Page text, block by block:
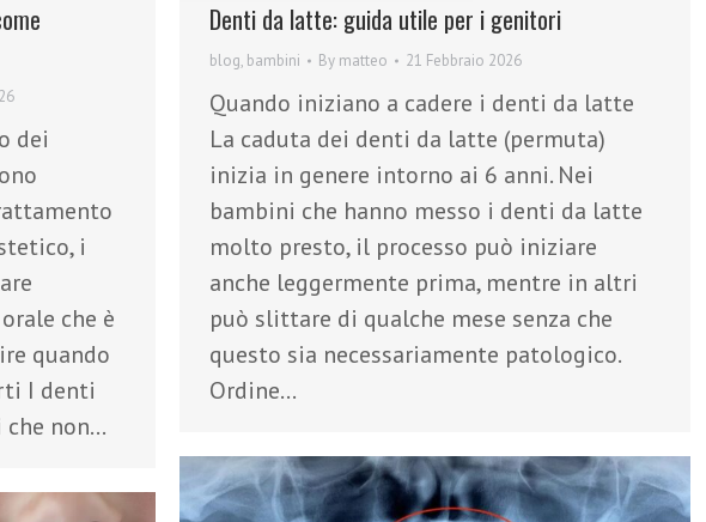
dei
i
che è
quando
I denti
non…
Denti da latte: guida utile per i genitori
blog, bambini By matteo 21 Febbraio 2026
Quando iniziano a cadere i denti da latte
La caduta dei denti da latte (permuta)
inizia in genere intorno ai 6 anni. Nei
bambini che hanno messo i denti da latte
molto presto, il processo può iniziare
anche leggermente prima, mentre in altri
può slittare di qualche mese senza che
questo sia necessariamente patologico.
Ordine…